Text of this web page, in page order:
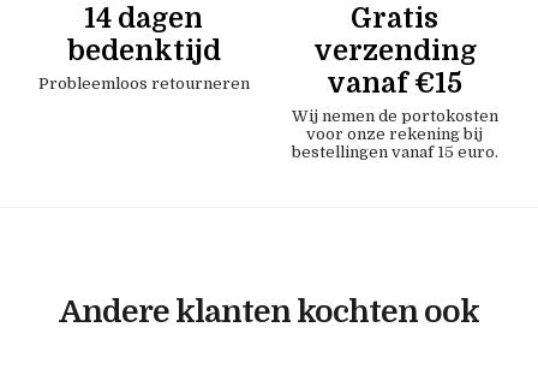
14 dagen
bedenktijd
Probleemloos retourneren
Gratis
verzending
vanaf €15
Wij nemen de portokosten
voor onze rekening bij
bestellingen vanaf 15 euro.
Andere klanten kochten ook